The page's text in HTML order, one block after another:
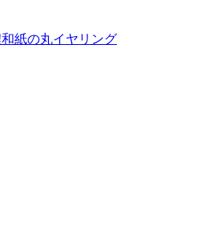
紙の丸イヤリング